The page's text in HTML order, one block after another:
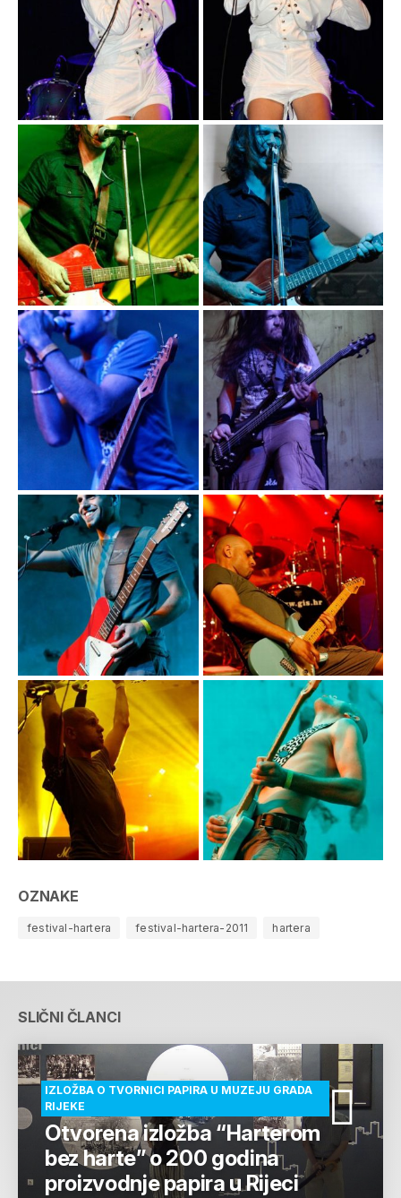
OZNAKE
festival-hartera festival-hartera-2011 hartera
SLIČNI ČLANCI
IZLOŽBA O TVORNICI PAPIRA U MUZEJU GRADA
RIJEKE
Otvorena izložba “Harterom
bez harte” o 200 godina
proizvodnje papira u Rijeci